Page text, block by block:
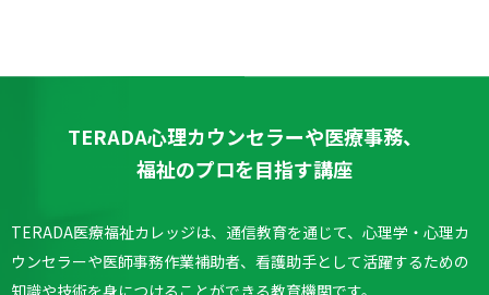
TERADA心理カウンセラーや医療事務、
福祉のプロを目指す講座
TERADA医療福祉カレッジは、通信教育を通じて、心理学・心理カ
ウンセラーや医師事務作業補助者、看護助手として活躍するための
知識や技術を身につけることができる教育機関です。